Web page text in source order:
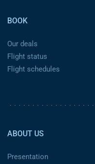
BOOK
Our deals
Flight status
Flight schedules
ABOUT US
Presentation